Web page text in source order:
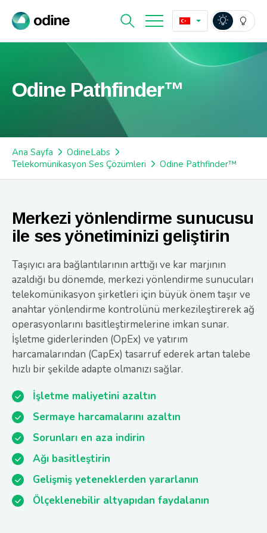
Odine Pathfinder™
Ana Sayfa
OdineLabs
Telekomünikasyon Ses Çözümleri
Odine Pathfinder™
Merkezi yönlendirme sunucusu
ile ses yönetiminizi geliştirin
Taşıyıcı ara bağlantılarının arttığı ve kar marjının
azaldığı bu dönemde, merkezi yönlendirme sunucuları
telekomünikasyon şirketleri için büyük önem taşır ve
anahtar yönlendirme kontrolünü merkezileştirerek ağ
operasyonlarını basitleştirmelerine imkan sunar.
İşletme giderlerinden (OpEx) ve yatırım
harcamalarından (CapEx) tasarruf ederek artan talebe
hızlı bir şekilde adapte olmanızı sağlar.
İşletme maliyetini azaltın
Sermaye harcamalarını azaltın
Sorunları en aza indirin
Ağı basitleştirin
Gelişmiş yeteneklerden yararlanın
Ölçeklenebilir altyapıdan faydalanın